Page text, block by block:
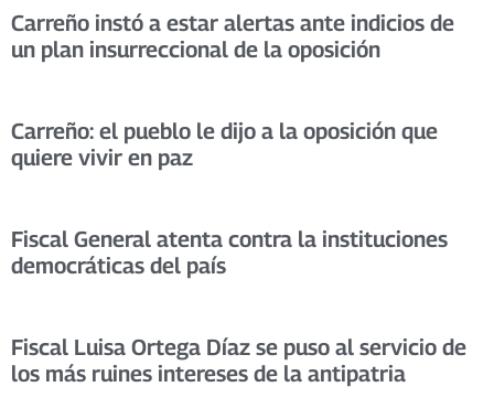
Carreño instó a estar alertas ante indicios de
un plan insurreccional de la oposición
Carreño: el pueblo le dijo a la oposición que
quiere vivir en paz
Fiscal General atenta contra la instituciones
democráticas del país
Fiscal Luisa Ortega Díaz se puso al servicio de
los más ruines intereses de la antipatria